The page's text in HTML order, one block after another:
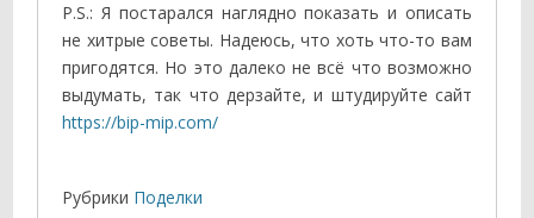
P.S.: Я постарался наглядно показать и описать
не хитрые советы. Надеюсь, что хоть что-то вам
пригодятся. Но это далеко не всё что возможно
выдумать, так что дерзайте, и штудируйте сайт
https://bip-mip.com/
Рубрики Поделки